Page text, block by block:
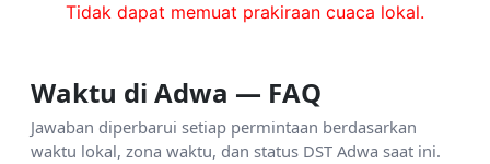
Tidak dapat memuat prakiraan cuaca lokal.
Waktu di Adwa — FAQ
Jawaban diperbarui setiap permintaan berdasarkan
waktu lokal, zona waktu, dan status DST Adwa saat ini.